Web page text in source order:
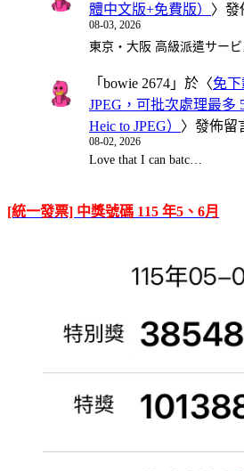
體中文版+免費版） 〉發
08-03, 2026
東京・大阪 高級派遣サー
「 bowie 2674 」於〈免
JPEG，可批次處理最多
Heic to JPEG） 〉發佈留
08-02, 2026
Love that I can batc…
[統一發票] 中獎號碼 115 年5、6月